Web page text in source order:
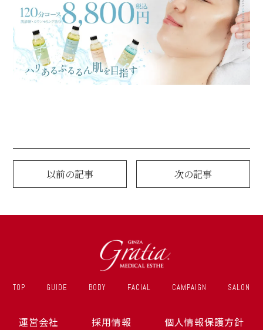
以前の記事 次の記事
TOP GUIDE BODY FACIAL CAMPAIGN SALON
運営会社 採用情報 個人情報保護方針